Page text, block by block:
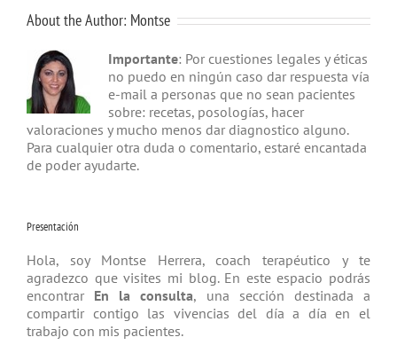
About the Author: Montse
Importante: Por cuestiones legales y éticas
no puedo en ningún caso dar respuesta vía
e-mail a personas que no sean pacientes
sobre: recetas, posologías, hacer
valoraciones y mucho menos dar diagnostico alguno.
Para cualquier otra duda o comentario, estaré encantada
de poder ayudarte.
Presentación
Hola, soy Montse Herrera, coach tera­péutico y te
agradezco que visites mi blog. En este espacio podrás
encontrar En la consulta, una sección destinada a
compartir contigo las vivencias del día a día en el
trabajo con mis pacientes.